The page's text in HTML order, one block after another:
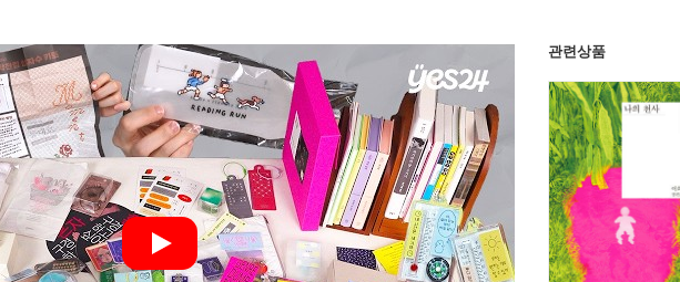
관련상품